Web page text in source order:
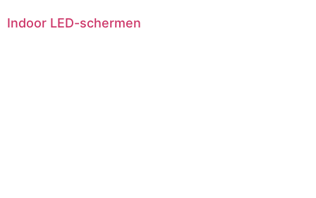
Indoor LED-schermen